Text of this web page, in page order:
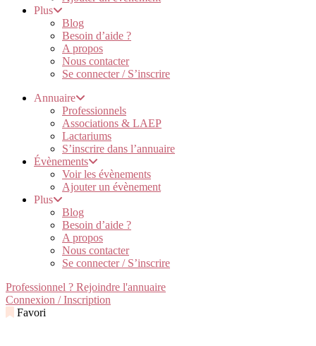
Plus
Blog
Besoin d’aide ?
A propos
Nous contacter
Se connecter / S’inscrire
Annuaire
Professionnels
Associations & LAEP
Lactariums
S’inscrire dans l’annuaire
Évènements
Voir les évènements
Ajouter un évènement
Plus
Blog
Besoin d’aide ?
A propos
Nous contacter
Se connecter / S’inscrire
Professionnel ? Rejoindre l'annuaire
Connexion / Inscription
Favori